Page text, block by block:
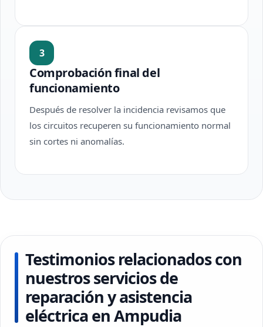
3
Comprobación final del
funcionamiento
Después de resolver la incidencia revisamos que
los circuitos recuperen su funcionamiento normal
sin cortes ni anomalías.
Testimonios relacionados con
nuestros servicios de
reparación y asistencia
eléctrica en Ampudia